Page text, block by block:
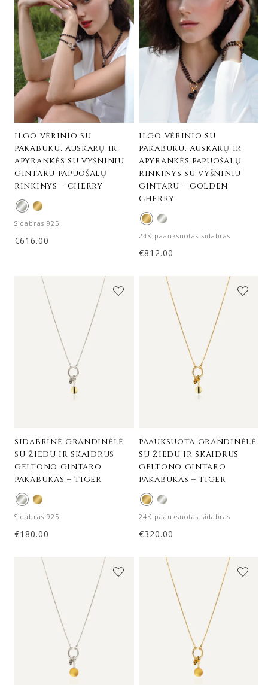
ilgo vėrinio su
pakabuku, auskarų ir
apyrankės su vyšniniu
gintaru papuošalų
rinkinys – cherry
Sidabras 925
€616.00
ilgo vėrinio su
pakabuku, auskarų ir
apyrankės papuošalų
rinkinys su vyšniniu
gintaru – golden
cherry
24K paauksuotas sidabras
€812.00
sidabrinė grandinėlė
su žiedu ir skaidrus
geltono gintaro
pakabukas – tiger
Sidabras 925
€180.00
paauksuota grandinėlė
su žiedu ir skaidrus
geltono gintaro
pakabukas – tiger
24K paauksuotas sidabras
€320.00